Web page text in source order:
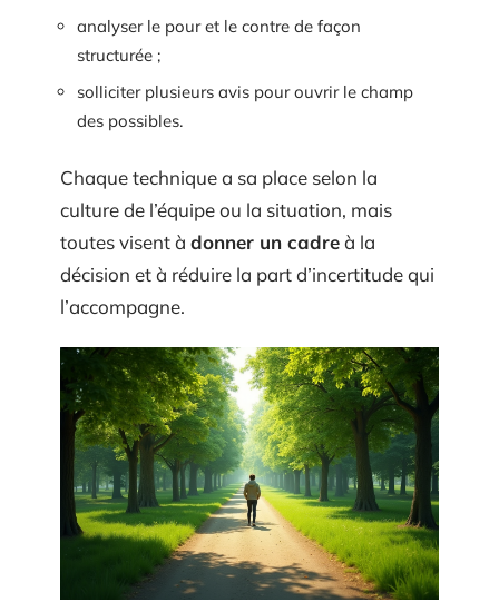
analyser le pour et le contre de façon
structurée ;
solliciter plusieurs avis pour ouvrir le champ
des possibles.
Chaque technique a sa place selon la
culture de l’équipe ou la situation, mais
toutes visent à donner un cadreà la
décision et à réduire la part d’incertitude qui
l’accompagne.